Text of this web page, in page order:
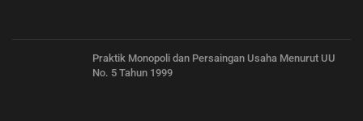
Praktik Monopoli dan Persaingan Usaha Menurut UU
No. 5 Tahun 1999